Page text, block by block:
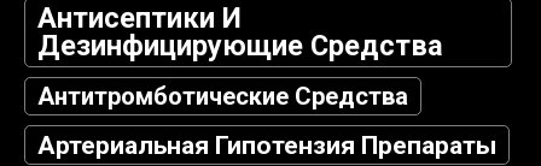
Антисептики И
Дезинфицирующие Средства
Антитромботические Средства
Артериальная Гипотензия Препараты